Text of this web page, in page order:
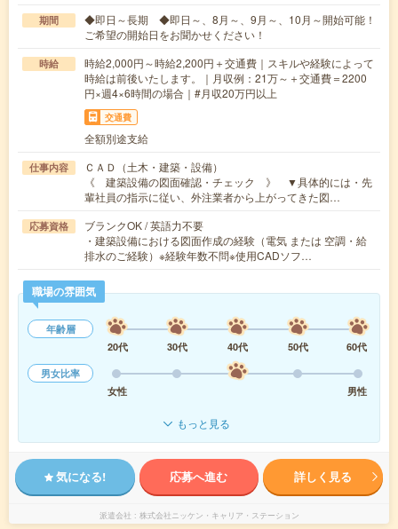
期間
◆即日～長期 ◆即日～、8月～、9月～、10月～開始可能！
ご希望の開始日をお聞かせください！
時給
時給2,000円～時給2,200円＋交通費｜スキルや経験によって
時給は前後いたします。｜月収例：21万～＋交通費＝2200
円×週4×6時間の場合｜#月収20万円以上
交通費
全額別途支給
仕事内容
ＣＡＤ（土木・建築・設備）
《 建築設備の図面確認・チェック 》 ▼具体的には・先
輩社員の指示に従い、外注業者から上がってきた図…
応募資格
ブランクOK / 英語力不要
・建築設備における図面作成の経験（電気 または 空調・給
排水のご経験）※経験年数不問※使用CADソフ…
職場の雰囲気
年齢層
20代
30代 40代 50代
60代
男女比率
女性
男性
もっと見る
気になる! 応募へ進む 詳しく見る
派遣会社 株式会社ニッケン・キャリア・ステーション